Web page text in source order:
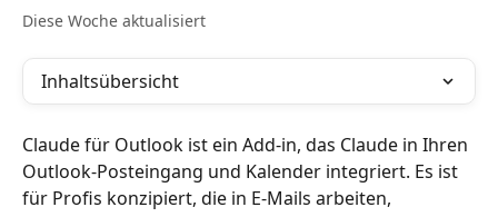
Diese Woche aktualisiert
Inhaltsübersicht
Claude für Outlook ist ein Add-in, das Claude in Ihren
Outlook-Posteingang und Kalender integriert. Es ist
für Profis konzipiert, die in E-Mails arbeiten,